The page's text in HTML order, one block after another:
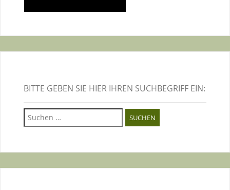
BITTE GEBEN SIE HIER IHREN SUCHBEGRIFF EIN:
Suchen
nach: